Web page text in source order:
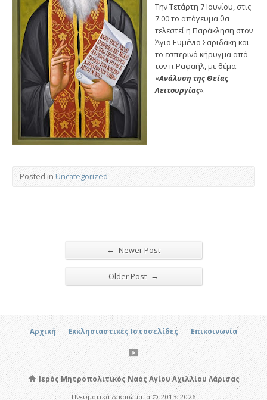
Την Τετάρτη 7 Ιουνίου, στις
7.00 το απόγευμα θα
τελεστεί η Παράκληση στον
Άγιο Ευμένιο Σαριδάκη και
το εσπερινό κήρυγμα από
τον π.Ραφαήλ, με θέμα:
«Ανάλυση της Θείας
Λειτουργίας».
Posted in Uncategorized
← Newer Post
Older Post →
Αρχική Εκκλησιαστικές Ιστοσελίδες Επικοινωνία
Ιερός Μητροπολιτικός Ναός Αγίου Αχιλλίου Λάρισας
Πνευματικά δικαιώματα © 2013-2026